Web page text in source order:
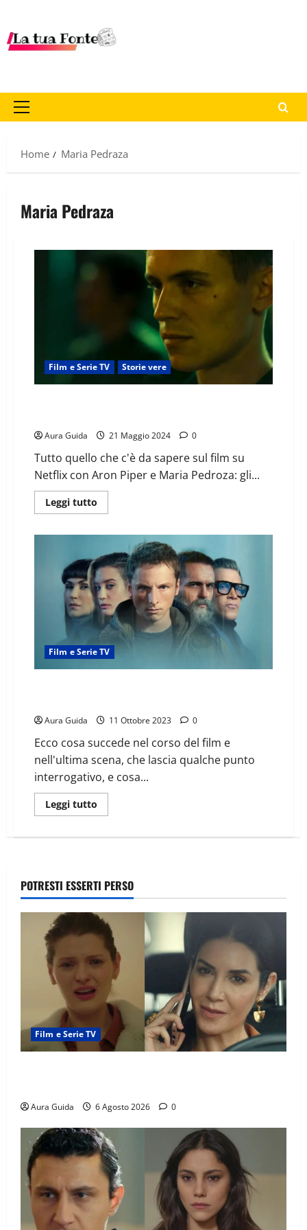
Home Maria Pedraza
Maria Pedraza
Film e Serie TV Storie vere
Aura Guida 21 Maggio 2024 0
Tutto quello che c'è da sapere sul film su
Netflix con Aron Piper e Maria Pedroza: gli...
Leggi tutto
Film e Serie TV
Aura Guida 11 Ottobre 2023 0
Ecco cosa succede nel corso del film e
nell'ultima scena, che lascia qualche punto
interrogativo, e cosa...
Leggi tutto
POTRESTI ESSERTI PERSO
Film e Serie TV
Aura Guida 6 Agosto 2026 0